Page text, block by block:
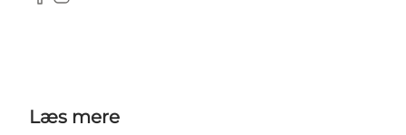
Facebook
Instagram
Læs mere